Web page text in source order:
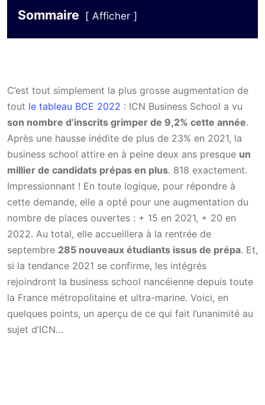
Sommaire Afficher
C’est tout simplement la plus grosse augmentation de
tout le tableau BCE 2022 : ICN Business School a vu
son nombre d’inscrits grimper de 9,2% cette année.
Après une hausse inédite de plus de 23% en 2021, la
business school attire en à peine deux ans presque un
millier de candidats prépas en plus. 818 exactement.
Impressionnant ! En toute logique, pour répondre à
cette demande, elle a opté pour une augmentation du
nombre de places ouvertes : + 15 en 2021, + 20 en
2022. Au total, elle accueillera à la rentrée de
septembre 285 nouveaux étudiants issus de prépa. Et,
si la tendance 2021 se confirme, les intégrés
rejoindront la business school nancéienne depuis toute
la France métropolitaine et ultra-marine. Voici, en
quelques points, un aperçu de ce qui fait l’unanimité au
sujet d’ICN…